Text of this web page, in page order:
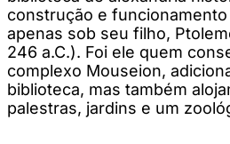
construção e
apenas sob seu filho,
246 a.C.). Foi ele quem
complexo Mouseion,
biblioteca, mas também
palestras, jardins e um